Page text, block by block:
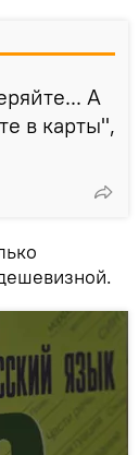
А
в карты",